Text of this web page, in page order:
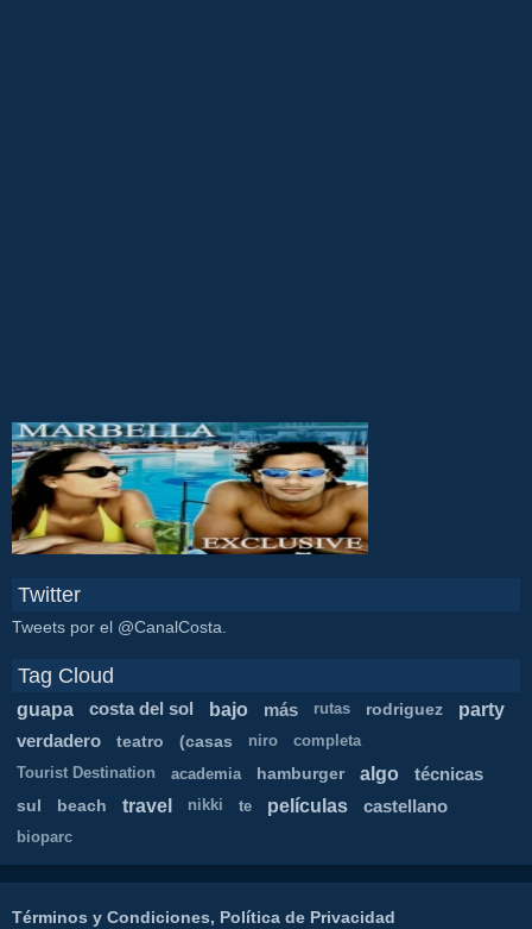
Twitter
Tweets por el @CanalCosta.
Tag Cloud
guapa costa del sol bajo más rutas rodriguez party
verdadero teatro (casas niro
completa
Tourist Destination
academia hamburger algo técnicas
sul beach travel nikki te películas castellano
bioparc
Términos y Condiciones, Política de Privacidad